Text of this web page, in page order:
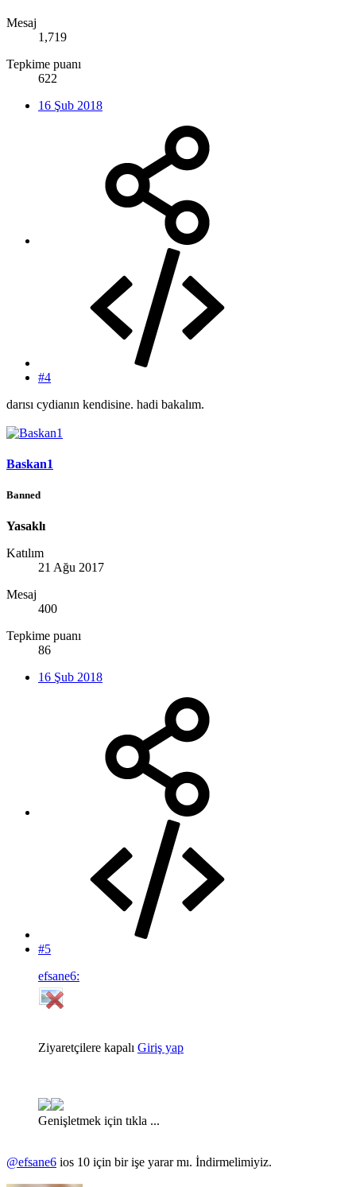
Mesaj
1,719
Tepkime puanı
622
16 Şub 2018
#4
darısı cydianın kendisine. hadi bakalım.
Baskan1
Banned
Yasaklı
Katılım
21 Ağu 2017
Mesaj
400
Tepkime puanı
86
16 Şub 2018
#5
efsane6:
Ziyaretçilere kapalı Giriş yap
Genişletmek için tıkla ...
@efsane6 ios 10 için bir işe yarar mı. İndirmelimiyiz.